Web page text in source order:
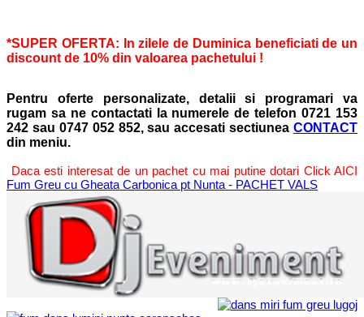
*SUPER OFERTA: In zilele de Duminica beneficiati de un
discount de 10% din valoarea pachetului !
Pentru oferte personalizate, detalii si programari va
rugam sa ne contactati la numerele de telefon 0721 153
242 sau 0747 052 852, sau accesati sectiunea CONTACT
din meniu.
Daca esti interesat de un pachet cu mai putine dotari Click AICI
Fum Greu cu Gheata Carbonica pt Nunta - PACHET VALS